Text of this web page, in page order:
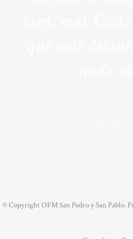
© Copyright OFM San Pedro y San Pablo.